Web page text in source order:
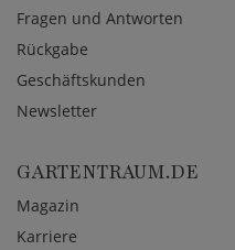
Fragen und Antworten
Rückgabe
Geschäftskunden
Newsletter
GARTENTRAUM.DE
Magazin
Karriere